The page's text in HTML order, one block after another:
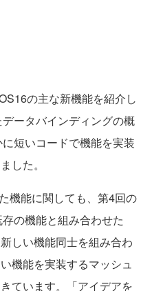
の主な新機能を紹介し
ータバインディングの概
短いコードで機能を実装
した。
機能に関しても、第4回の
の機能と組み合わせた
しい機能同士を組み合わ
機能を実装するマッシュ
ています。「アイデアを